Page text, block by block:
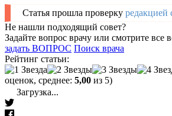
Статья прошла проверку редакцией
Не нашли подходящий совет?
Задайте вопрос врачу или смотрите все
задать ВОПРОС Поиск врача
Рейтинг статьи:
оценок, среднее: 5,00 из 5)
Загрузка...